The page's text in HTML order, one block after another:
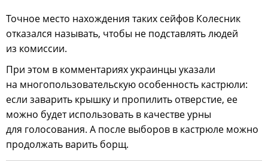
Точное место нахождения таких сейфов Колесник
отказался называть, чтобы не подставлять людей
из комиссии.
При этом в комментариях украинцы указали
на многопользовательскую особенность кастрюли:
если заварить крышку и пропилить отверстие, ее
можно будет использовать в качестве урны
для голосования. А после выборов в кастрюле можно
продолжать варить борщ.